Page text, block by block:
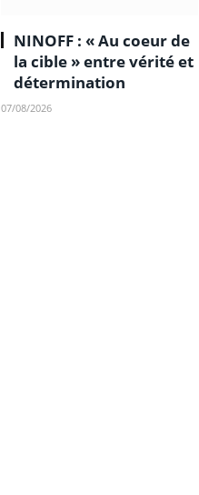
NINOFF : « Au coeur de
la cible » entre vérité et
détermination
07/08/2026